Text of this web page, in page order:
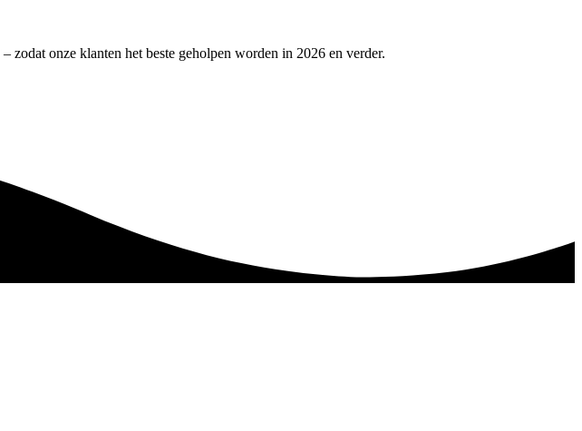
– zodat onze klanten het beste geholpen worden in 2026 en verder.